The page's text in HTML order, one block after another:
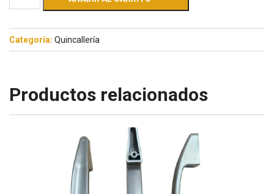
Categoría: Quincallería
Productos relacionados